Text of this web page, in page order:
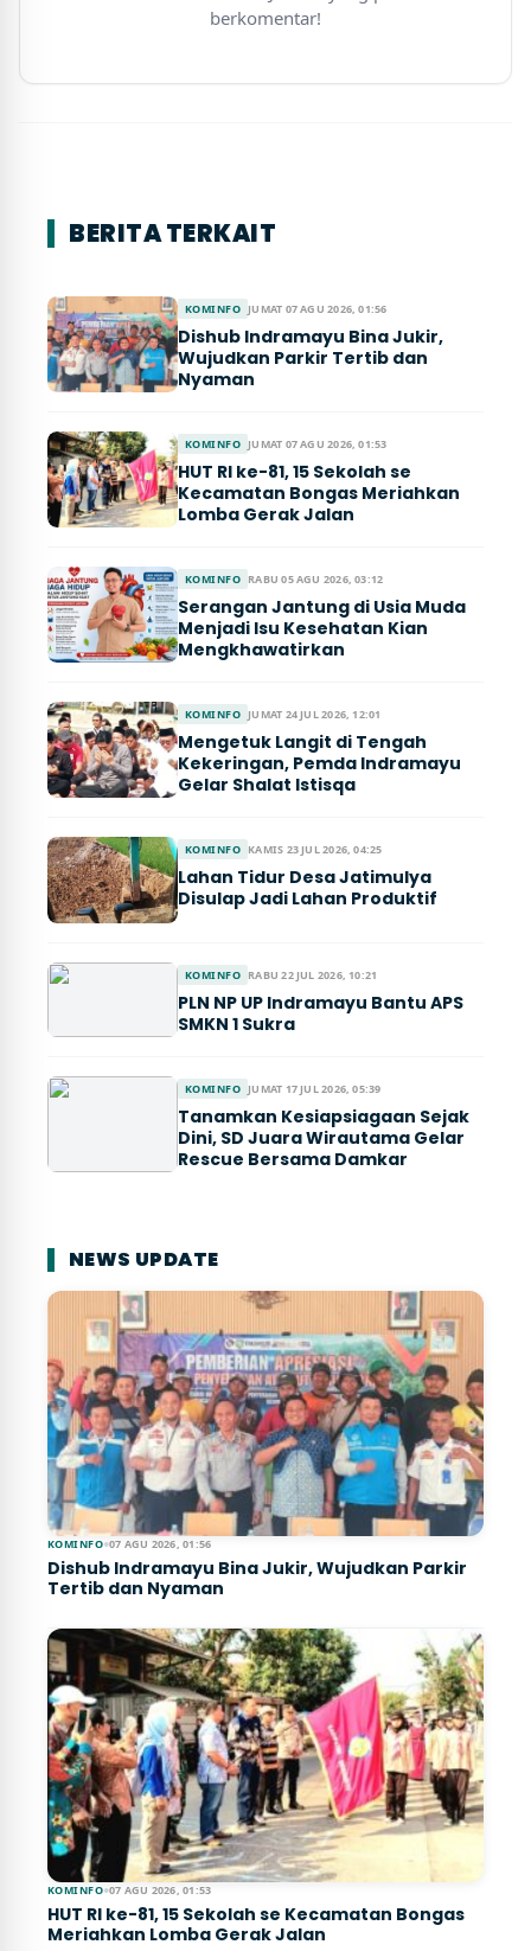
berkomentar!
BERITA TERKAIT
KOMINFO JUMAT 07 AGU 2026, 01:56
Dishub Indramayu Bina Jukir,
Wujudkan Parkir Tertib dan
Nyaman
KOMINFO JUMAT 07 AGU 2026, 01:53
HUT RI ke-81, 15 Sekolah se
Kecamatan Bongas Meriahkan
Lomba Gerak Jalan
KOMINFO RABU 05 AGU 2026, 03:12
Serangan Jantung di Usia Muda
Menjadi Isu Kesehatan Kian
Mengkhawatirkan
KOMINFO JUMAT 24 JUL 2026, 12:01
Mengetuk Langit di Tengah
Kekeringan, Pemda Indramayu
Gelar Shalat Istisqa
KOMINFO KAMIS 23 JUL 2026, 04:25
Lahan Tidur Desa Jatimulya
Disulap Jadi Lahan Produktif
KOMINFO RABU 22 JUL 2026, 10:21
PLN NP UP Indramayu Bantu APS
SMKN 1 Sukra
KOMINFO JUMAT 17 JUL 2026, 05:39
Tanamkan Kesiapsiagaan Sejak
Dini, SD Juara Wirautama Gelar
Rescue Bersama Damkar
NEWS UPDATE
KOMINFO●07 AGU 2026, 01:56
Dishub Indramayu Bina Jukir, Wujudkan Parkir
Tertib dan Nyaman
KOMINFO●07 AGU 2026, 01:53
HUT RI ke-81, 15 Sekolah se Kecamatan Bongas
Meriahkan Lomba Gerak Jalan